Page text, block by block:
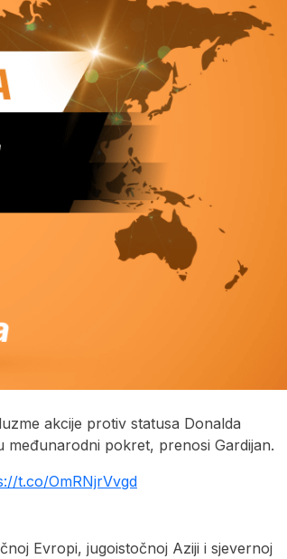
akcije protiv statusa Donalda
međunarodni pokret, prenosi Gardijan.
t.co/OmRNjrVvgd
Evropi, jugoistočnoj Aziji i sjevernoj